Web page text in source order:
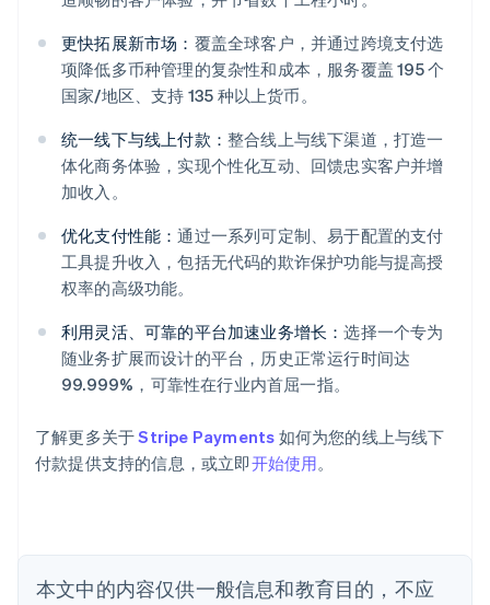
更快拓展新市场： 覆盖全球客户，并通过跨境支付选
项降低多币种管理的复杂性和成本，服务覆盖 195 个
国家/地区、支持 135 种以上货币。
统一线下与线上付款： 整合线上与线下渠道，打造一
体化商务体验，实现个性化互动、回馈忠实客户并增
加收入。
优化支付性能：通过一系列可定制、易于配置的支付
工具提升收入，包括无代码的欺诈保护功能与提高授
权率的高级功能。
利用灵活、可靠的平台加速业务增长：选择一个专为
随业务扩展而设计的平台，历史正常运行时间达
99.999%，可靠性在行业内首屈一指。
了解更多关于Stripe Payments 如何为您的线上与线下
付款提供支持的信息，或立即开始使用。
本文中的内容仅供一般信息和教育目的，不应
阿联酋
爱尔兰
English
爱沙尼亚
English
奥地利
DeutschEnglish
澳大利亚
English
Português English
保加利亚
English
丹麦